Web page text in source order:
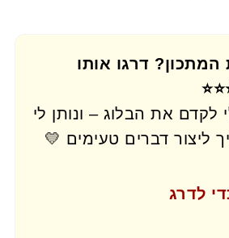
דרגו אותו
לקדם את הבלוג – ונותן לי
ליצור דברים טעימים 💛
לדרג